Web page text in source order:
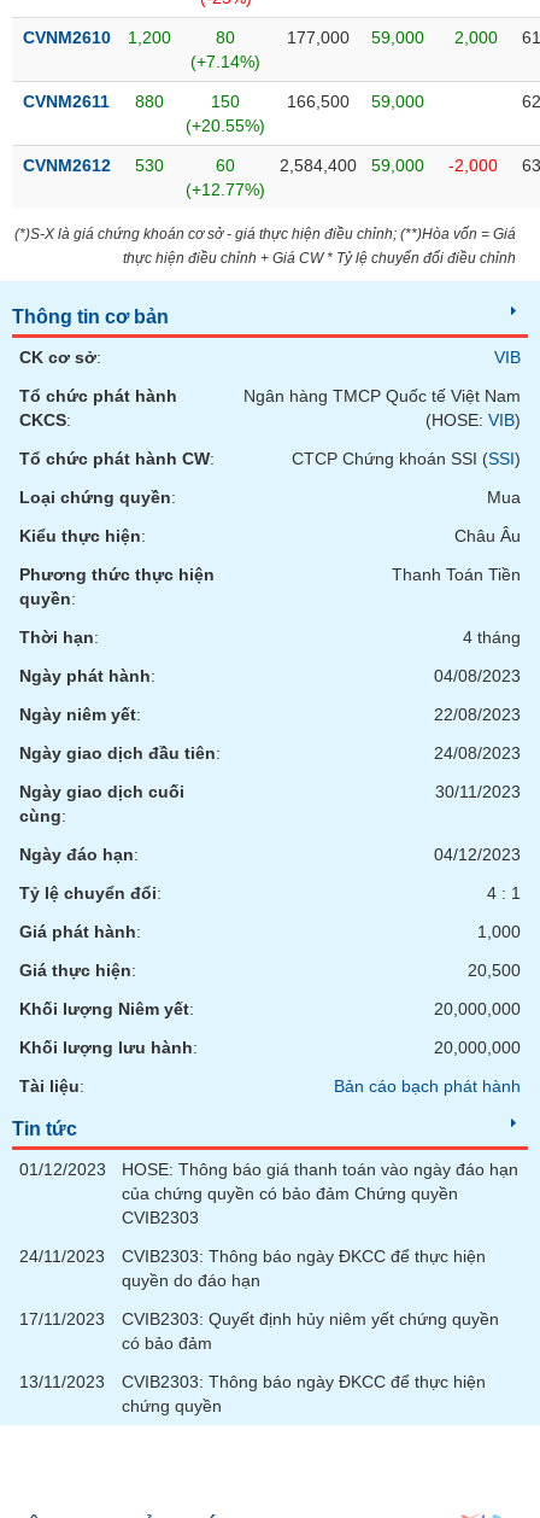
CVNM2610 1,200
80
(+7.14%)
177,000 59,000 2,000
CVNM2611 880
150
(+20.55%)
166,500 59,000
CVNM2612 530
60
(+12.77%)
2,584,400 59,000 -2,000
(*)S-X là giá chứng khoán cơ sở - giá thực hiện điều chỉnh; (**)Hòa vốn = Giá
thực hiện điều chỉnh + Giá CW * Tỷ lệ chuyển đổi điều chỉnh
Thông tin cơ bản
CK cơ sở:
VIB
Tổ chức phát hành
CKCS:
Ngân hàng TMCP Quốc tế Việt Nam
(HOSE: VIB)
Tổ chức phát hành CW: CTCP Chứng khoán SSI (SSI)
Loại chứng quyền:
Mua
Kiểu thực hiện:
Châu Âu
Phương thức thực hiện
quyền:
Thanh Toán Tiền
Thời hạn:
4 tháng
Ngày phát hành:
04/08/2023
Ngày niêm yết:
22/08/2023
Ngày giao dịch đầu tiên:
24/08/2023
Ngày giao dịch cuối
cùng:
30/11/2023
Ngày đáo hạn:
04/12/2023
Tỷ lệ chuyển đổi:
4 : 1
Giá phát hành:
1,000
Giá thực hiện:
20,500
Khối lượng Niêm yết:
20,000,000
Khối lượng lưu hành:
20,000,000
Tài liệu: Bản cáo bạch phát hành
Tin tức
01/12/2023
HOSE: Thông báo giá thanh toán vào ngày đáo hạn
của chứng quyền có bảo đảm Chứng quyền
CVIB2303
24/11/2023
CVIB2303: Thông báo ngày ĐKCC để thực hiện
quyền do đáo hạn
17/11/2023
CVIB2303: Quyết định hủy niêm yết chứng quyền
có bảo đảm
13/11/2023
CVIB2303: Thông báo ngày ĐKCC để thực hiện
chứng quyền
TIỆN
ÍCH
BẤT
Mã
chứng
(-)
Lãnh
đạo
(-)
Tất cả
tức
viết
của
giả
Báo
cáo
tích
Thuật
ngữ
(-)
(-)